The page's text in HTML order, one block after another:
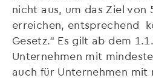
nicht aus, um das Ziel von
erreichen, entsprechend
Gesetz.“ Es gilt ab dem
Unternehmen mit
auch für Unternehmen mit